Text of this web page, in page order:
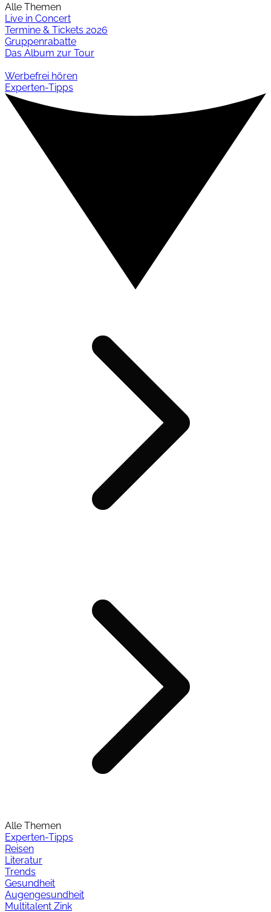
Alle Themen
Live in Concert
Termine & Tickets 2026
Gruppenrabatte
Das Album zur Tour
Werbefrei hören
Experten-Tipps
Alle Themen
Experten-Tipps
Reisen
Literatur
Trends
Gesundheit
Augengesundheit
Multitalent Zink